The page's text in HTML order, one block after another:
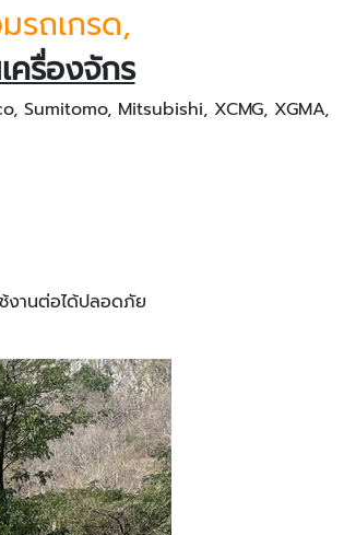
รถเกรด,
ครื่องจักร
Sumitomo, Mitsubishi, XCMG, XGMA,
งานต่อได้ปลอดภัย